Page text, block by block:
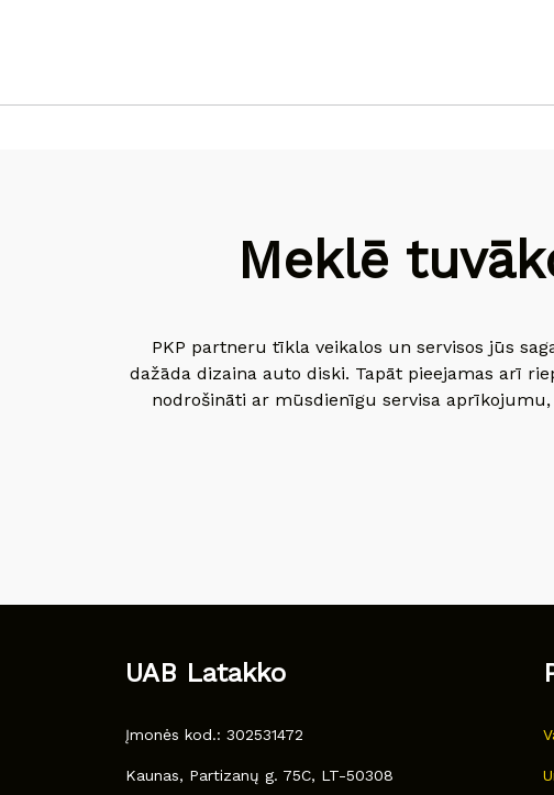
Meklē
PKP partneru tīkla veikalos un servisos jūs
dažāda dizaina auto diski. Tapāt pieejamas arī
nodrošināti ar mūsdienīgu servisa
UAB Latakko
Įmonės kod.: 302531472
Kaunas, Partizanų g. 75C, LT-50308